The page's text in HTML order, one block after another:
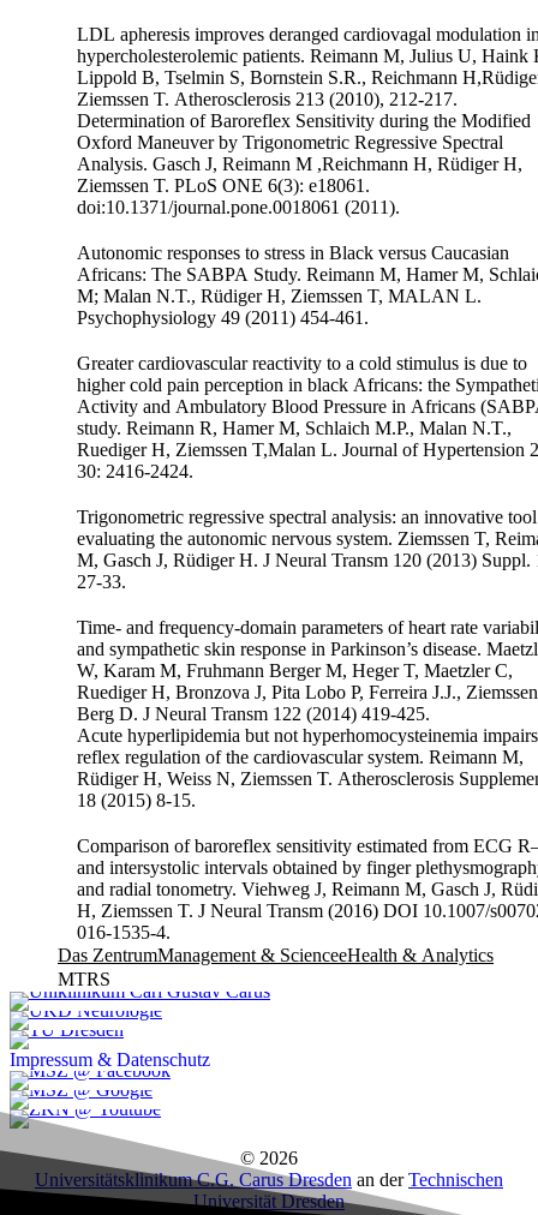
LDL apheresis improves deranged cardiovagal modulation
hypercholesterolemic patients. Reimann M, Julius U, Haink
Lippold B, Tselmin S, Bornstein S.R., Reichmann
Ziemssen T. Atherosclerosis 213 (2010), 212-217.
Determination of Baroreflex Sensitivity during the Modified
Oxford Maneuver by Trigonometric Regressive Spectral
Analysis. Gasch J, Reimann M ,Reichmann H, Rüdiger H,
Ziemssen T. PLoS ONE 6(3): e18061.
doi:10.1371/journal.pone.0018061 (2011).
Autonomic responses to stress in Black versus Caucasian
Africans: The SABPA Study. Reimann M, Hamer M,
M; Malan N.T., Rüdiger H, Ziemssen T, MALAN L.
Psychophysiology 49 (2011) 454-461.
Greater cardiovascular reactivity to a cold stimulus is due to
higher cold pain perception in black Africans: the
Activity and Ambulatory Blood Pressure in Africans
study. Reimann R, Hamer M, Schlaich M.P., Malan N.T.,
Ruediger H, Ziemssen T,Malan L. Journal of Hypertension
30: 2416-2424.
Trigonometric regressive spectral analysis: an innovative
evaluating the autonomic nervous system. Ziemssen T,
M, Gasch J, Rüdiger H. J Neural Transm 120 (2013) Suppl.
27-33.
Time- and frequency-domain parameters of heart rate
and sympathetic skin response in Parkinson’s disease.
W, Karam M, Fruhmann Berger M, Heger T, Maetzler C,
Ruediger H, Bronzova J, Pita Lobo P, Ferreira J.J., Ziemssen
Berg D. J Neural Transm 122 (2014) 419-425.
Acute hyperlipidemia but not hyperhomocysteinemia impairs
reflex regulation of the cardiovascular system. Reimann M,
Rüdiger H, Weiss N, Ziemssen T. Atherosclerosis
18 (2015) 8-15.
Comparison of baroreflex sensitivity estimated from ECG
and intersystolic intervals obtained by finger
and radial tonometry. Viehweg J, Reimann M, Gasch J, Rüdiger
H, Ziemssen T. J Neural Transm (2016) DOI 10.1007/s00702-
016-1535-4.
Das ZentrumManagement & ScienceeHealth & Analytics
MTRS
Impressum & Datenschutz
© 2026
Universitätsklinikum C.G. Carus Dresden an derTechnischen
Universität Dresden